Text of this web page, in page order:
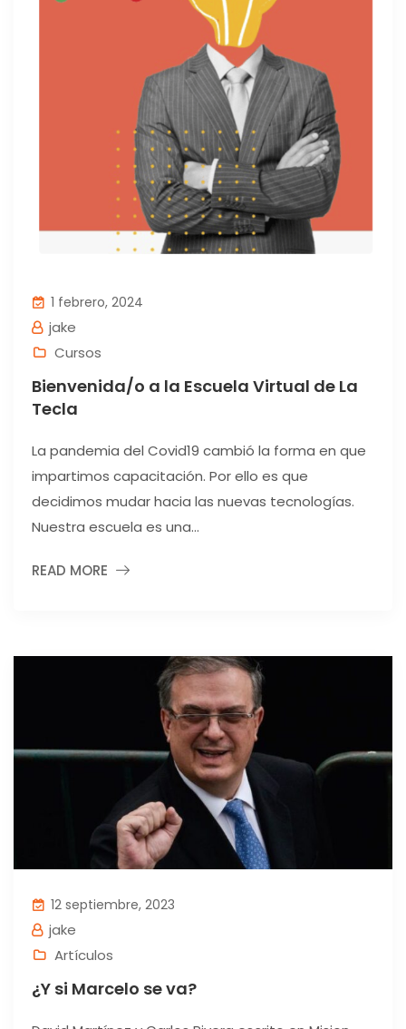
1 febrero, 2024
jake
Cursos
Bienvenida/o a la Escuela Virtual de La
Tecla
La pandemia del Covid19 cambió la forma en que
impartimos capacitación. Por ello es que
decidimos mudar hacia las nuevas tecnologías.
Nuestra escuela es una...
READ MORE
12 septiembre, 2023
jake
Artículos
¿Y si Marcelo se va?